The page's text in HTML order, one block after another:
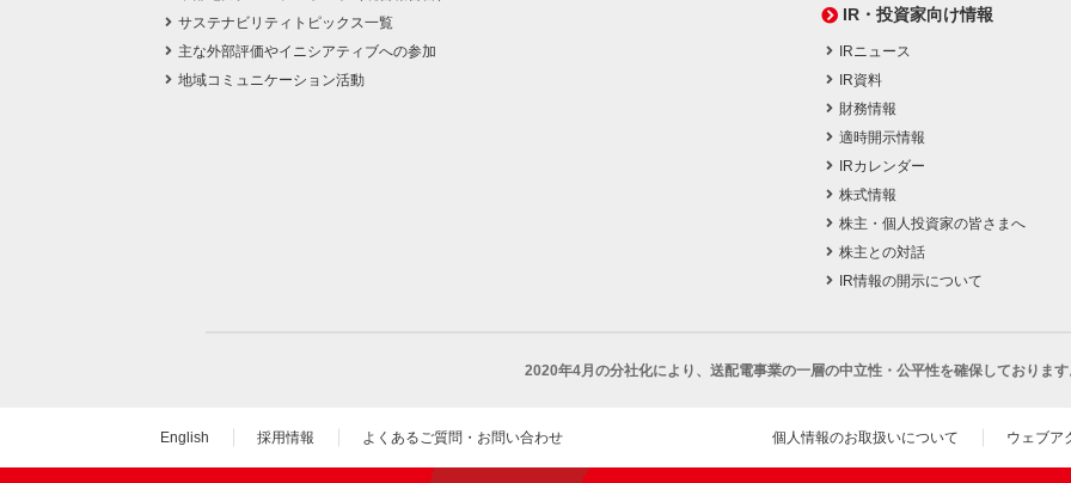
サステナビリティトピックス一覧
主な外部評価やイニシアティブへの参加
地域コミュニケーション活動
IR・投資家向け情報
IRニュース
IR資料
財務情報
適時開示情報
IRカレンダー
株式情報
株主・個人投資家の皆さまへ
株主との対話
IR情報の開示について
2020年4月の分社化により、 送配電事業の一層の中立性・公平性を確保しております
English 採用情報 よくあるご質問・お問い合わせ 個人情報のお取扱いについて ウェブア